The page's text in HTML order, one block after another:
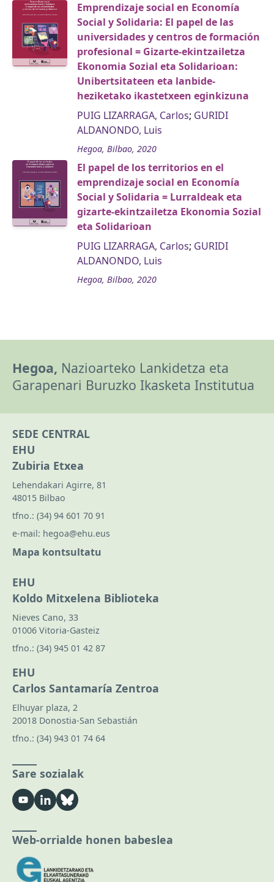
Emprendizaje social en Economía
Social y Solidaria: El papel de las
universidades y centros de formación
profesional = Gizarte-ekintzailetza
Ekonomia Sozial eta Solidarioan:
Unibertsitateen eta lanbide-
heziketako ikastetxeen eginkizuna
PUIG LIZARRAGA, Carlos; GURIDI
ALDANONDO, Luis
Hegoa, Bilbao, 2020
El papel de los territorios en el
emprendizaje social en Economía
Social y Solidaria = Lurraldeak eta
gizarte-ekintzailetza Ekonomia Sozial
eta Solidarioan
PUIG LIZARRAGA, Carlos; GURIDI
ALDANONDO, Luis
Hegoa, Bilbao, 2020
Hegoa, Nazioarteko Lankidetza eta
Garapenari Buruzko Ikasketa Institutua
SEDE CENTRAL
EHU
Zubiria Etxea
Lehendakari Agirre, 81
48015 Bilbao
tfno.: (34) 94 601 70 91
e-mail: hegoa@ehu.eus
Mapa kontsultatu
EHU
Koldo Mitxelena Biblioteka
Nieves Cano, 33
01006 Vitoria-Gasteiz
tfno.: (34) 945 01 42 87
EHU
Carlos Santamaría Zentroa
Elhuyar plaza, 2
20018 Donostia-San Sebastián
tfno.: (34) 943 01 74 64
Sare sozialak
Web-orrialde honen babeslea